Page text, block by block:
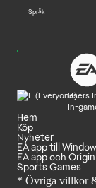
Språk
Users
In-
Hem
Köp
Nyheter
EA app till
EA app och
Sports Games
* Övriga villkor